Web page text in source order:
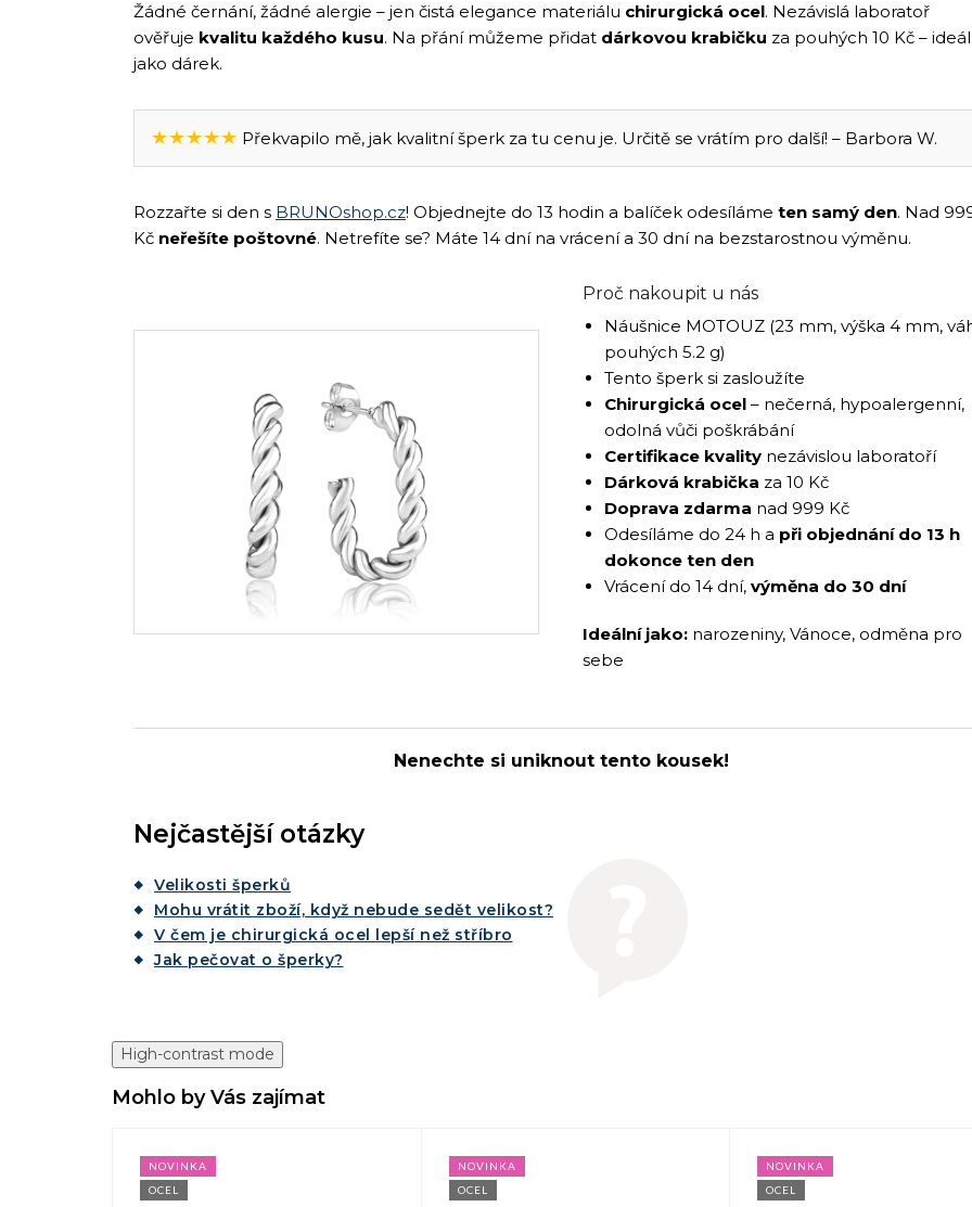
Žádné černání, žádné alergie – jen čistá elegance materiálu chirurgická ocel. Nezávislá laboratoř
ověřuje kvalitu každého kusu. Na přání můžeme přidat dárkovou krabičku za pouhých 10 Kč –
jako dárek.
★★★★★ Překvapilo mě, jak kvalitní šperk za tu cenu je. Určitě se vrátím pro další! – Barbora W.
Rozzařte si den s BRUNOshop.cz! Objednejte do 13 hodin a balíček odesíláme ten samý den. Nad
Kč neřešíte poštovné. Netrefíte se? Máte 14 dní na vrácení a 30 dní na bezstarostnou výměnu.
Proč nakoupit u nás
Náušnice MOTOUZ (23 mm, výška 4 mm,
pouhých 5.2 g)
Tento šperk si zasloužíte
Chirurgická ocel – nečerná, hypoalergenní,
odolná vůči poškrábání
Certifikace kvality nezávislou laboratoří
Dárková krabička za 10 Kč
Doprava zdarma nad 999 Kč
Odesíláme do 24 h a při objednání do 13 h
dokonce ten den
Vrácení do 14 dní, výměna do 30 dní
Ideální jako: narozeniny, Vánoce, odměna pro
sebe
Nenechte si uniknout tento kousek!
Nejčastější otázky
Velikosti šperků
Mohu vrátit zboží, když nebude sedět velikost?
V čem je chirurgická ocel lepší než stříbro
Jak pečovat o šperky?
High-contrast mode
Mohlo by Vás zajímat
NOVINKA
OCEL
NOVINKA
OCEL
NOVINKA
OCEL